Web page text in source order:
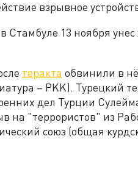
взрывное
Стамбуле 13 ноября
теракта обвинили в
– PKK). Турецкий
дел Турции
на "террористов" из
союз (общая